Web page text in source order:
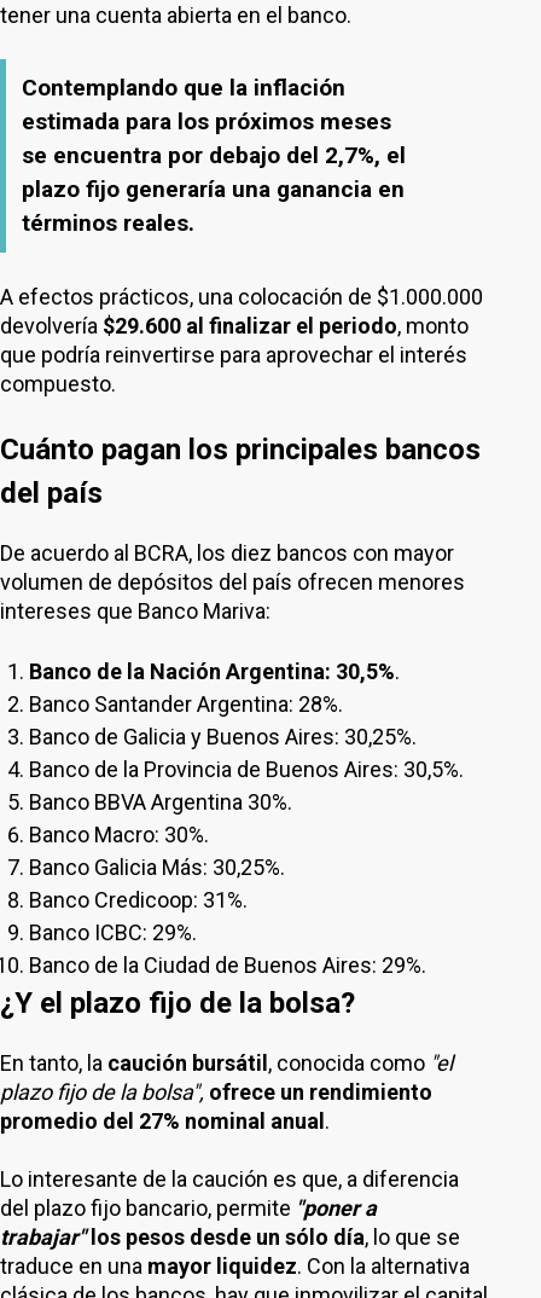
tener una cuenta abierta en el banco.
Contemplando que la inflación
estimada para los próximos meses
se encuentra por debajo del 2,7%, el
plazo fijo generaría una ganancia en
términos reales.
A efectos prácticos, una colocación de $1.000.000
devolvería $29.600 al finalizar el periodo, monto
que podría reinvertirse para aprovechar el interés
compuesto.
Cuánto pagan los principales bancos
del país
De acuerdo al BCRA, los diez bancos con mayor
volumen de depósitos del país ofrecen menores
intereses que Banco Mariva:
Banco de la Nación Argentina: 30,5%.
Banco Santander Argentina: 28%.
Banco de Galicia y Buenos Aires: 30,25%.
Banco de la Provincia de Buenos Aires: 30,5%.
Banco BBVA Argentina 30%.
Banco Macro: 30%.
Banco Galicia Más: 30,25%.
Banco Credicoop: 31%.
Banco ICBC: 29%.
Banco de la Ciudad de Buenos Aires: 29%.
¿Y el plazo fijo de la bolsa?
En tanto, la caución bursátil , conocida como "el
plazo fijo de la bolsa", ofrece un rendimiento
promedio del 27% nominal anual .
Lo interesante de la caución es que, a diferencia
del plazo fijo bancario, permite "poner a
trabajar" los pesos desde un sólo día, lo que se
traduce en una mayor liquidez. Con la alternativa